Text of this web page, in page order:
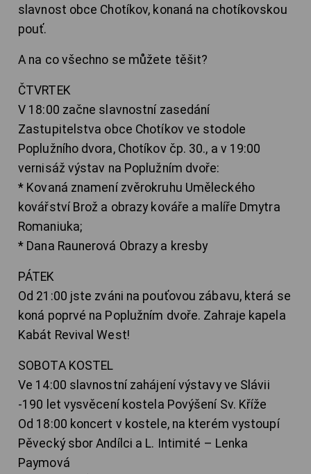
slavnost obce Chotíkov, konaná na chotíkovskou
pouť.
A na co všechno se můžete těšit?
ČTVRTEK
V 18:00 začne slavnostní zasedání
Zastupitelstva obce Chotíkov ve stodole
Poplužního dvora, Chotíkov čp. 30., a v 19:00
vernisáž výstav na Poplužním dvoře:
* Kovaná znamení zvěrokruhu Uměleckého
kovářství Brož a obrazy kováře a malíře Dmytra
Romaniuka;
* Dana Raunerová Obrazy a kresby
PÁTEK
Od 21:00 jste zváni na pouťovou zábavu, která se
koná poprvé na Poplužním dvoře. Zahraje kapela
Kabát Revival West!
SOBOTA KOSTEL
Ve 14:00 slavnostní zahájení výstavy ve Slávii
-190 let vysvěcení kostela Povýšení Sv. Kříže
Od 18:00 koncert v kostele, na kterém vystoupí
Pěvecký sbor Andílci a L. Intimité – Lenka
Paymová